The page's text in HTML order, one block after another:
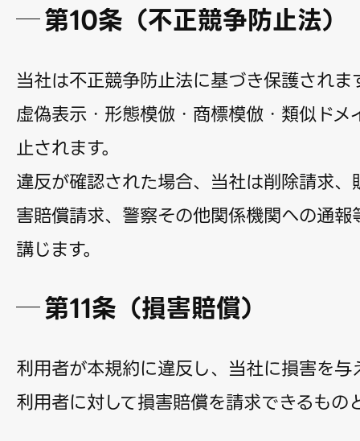
第10条（不正競争防止法）
当社は不正競争防止法に基づき保護されま
虚偽表示・形態模倣・商標模倣・類似ドメ
止されます。
違反が確認された場合、当社は削除請求
害賠償請求、警察その他関係機関への通
講じます。
第11条（損害賠償）
利用者が本規約に違反し、当社に損害を
利用者に対して損害賠償を請求できるもの